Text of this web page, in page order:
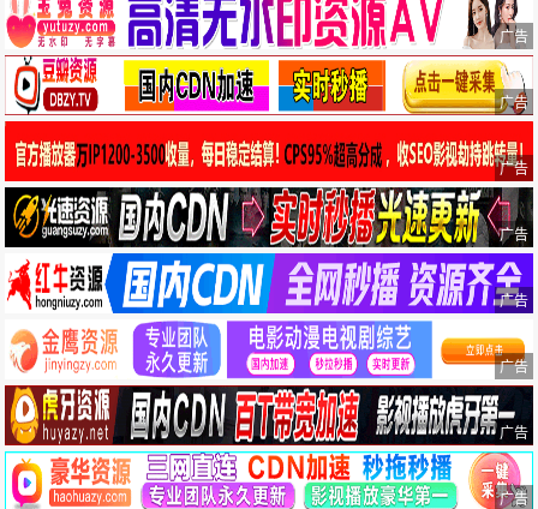
广告
广告
广告
广告
广告
广告
广告
广告